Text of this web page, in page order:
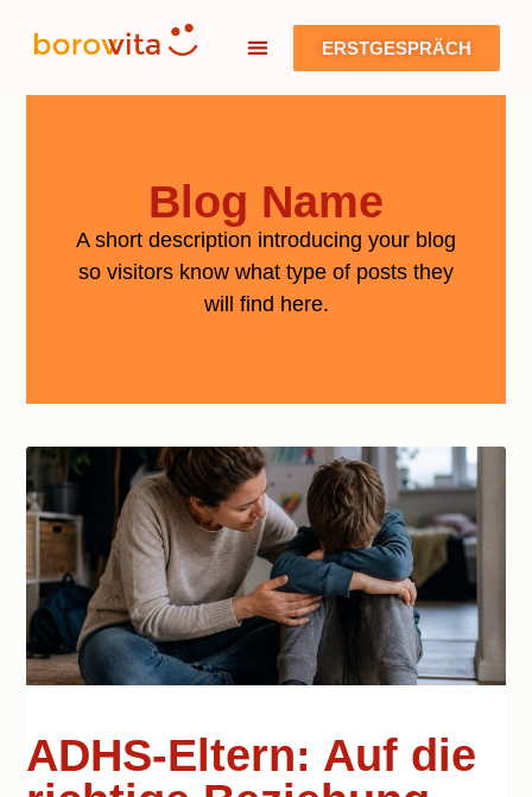
ERSTGESPRÄCH
Blog Name
A short description introducing your blog
so visitors know what type of posts they
will find here.
ADHS-Eltern: Auf die